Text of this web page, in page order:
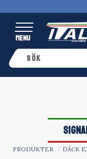
Meny
PRODUKTER DÄCK